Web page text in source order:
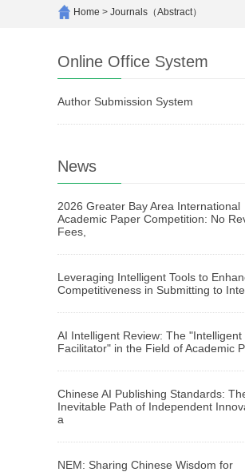
Home > Journals（Abstract）
Online Office System
Author Submission System
News
2026 Greater Bay Area International
Academic Paper Competition: No
Fees,
Leveraging Intelligent Tools to
Competitiveness in Submitting to
AI Intelligent Review: The "Intelligent
Facilitator" in the Field of Academic
Chinese AI Publishing Standards:
Inevitable Path of Independent
a
NEM: Sharing Chinese Wisdom for